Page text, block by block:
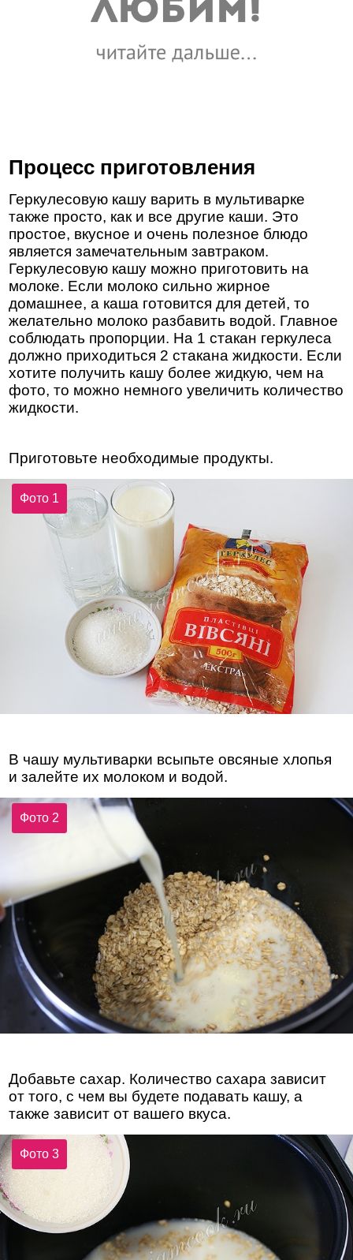
Процесс приготовления
Геркулесовую кашу варить в мультиварке
также просто, как и все другие каши. Это
простое, вкусное и очень полезное блюдо
является замечательным завтраком.
Геркулесовую кашу можно приготовить на
молоке. Если молоко сильно жирное
домашнее, а каша готовится для детей, то
желательно молоко разбавить водой. Главное
соблюдать пропорции. На 1 стакан геркулеса
должно приходиться 2 стакана жидкости. Если
хотите получить кашу более жидкую, чем на
фото, то можно немного увеличить количество
жидкости.
Приготовьте необходимые продукты.
Фото 1
В чашу мультиварки всыпьте овсяные хлопья
и залейте их молоком и водой.
Фото 2
Добавьте сахар. Количество сахара зависит
от того, с чем вы будете подавать кашу, а
также зависит от вашего вкуса.
Фото 3